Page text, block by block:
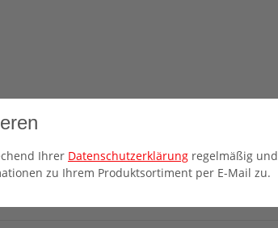
Ihrer Datenschutzerklärung regelmäßig und
zu Ihrem Produktsortiment per E-Mail zu.